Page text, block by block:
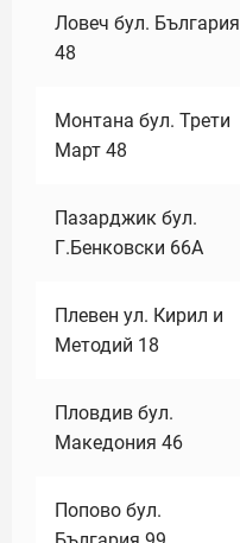
Ловеч бул. България
48
Монтана бул. Трети
Март 48
Пазарджик бул.
Г.Бенковски 66А
Плевен ул. Кирил и
Методий 18
Пловдив бул.
Македония 46
Попово бул.